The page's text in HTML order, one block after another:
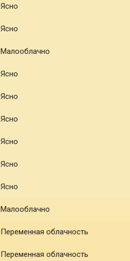
Ясно
Ясно
Малооблачно
Ясно
Ясно
Ясно
Ясно
Ясно
Ясно
Малооблачно
Переменная облачность
Переменная облачность